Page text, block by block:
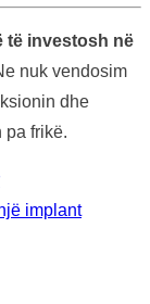
të investosh në
nuk vendosim
dhe
pa frikë.
implant